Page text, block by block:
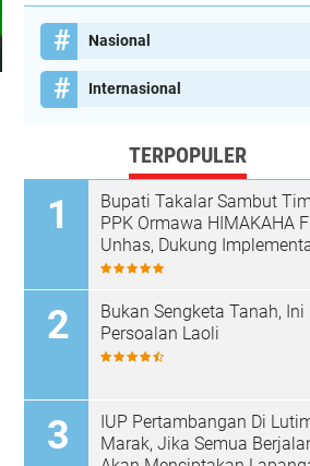
Nasional
Internasional
TERPOPULER
Bupati Takalar Sambut Tim
PPK Ormawa HIMAKAHA
Unhas, Dukung
Program OCEANS di Desa
Bukan Sengketa Tanah, Ini
Persoalan Laoli
IUP Pertambangan Di
Marak, Jika Semua